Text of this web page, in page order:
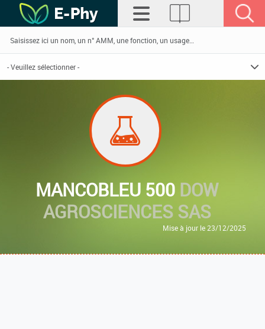
MANCOBLEU 500 DOW
AGROSCIENCES SAS
Mise à jour le 23/12/2025